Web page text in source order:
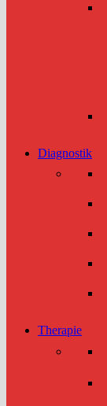
Diagnostik
Therapie